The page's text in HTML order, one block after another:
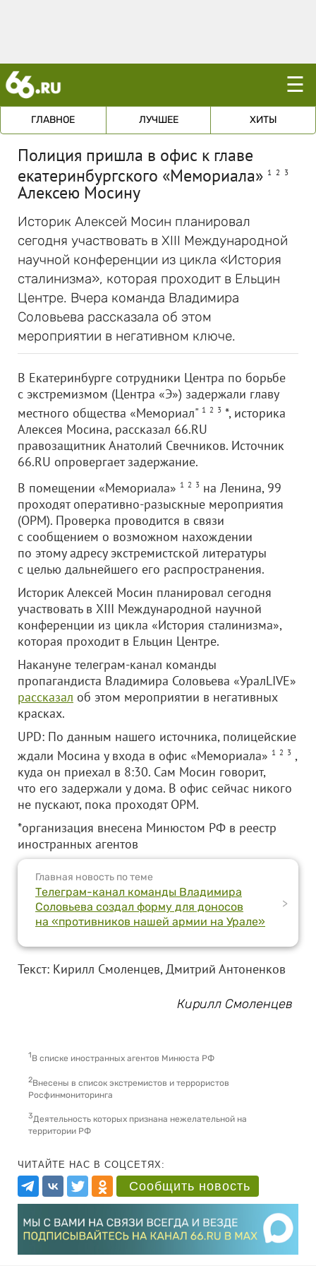
☰
ГЛАВНОЕ ЛУЧШЕЕ ХИТЫ
Полиция пришла в офис к главе
екатеринбургского «Мемориала» 1 2 3
Алексею Мосину
Историк Алексей Мосин планировал
сегодня участвовать в XIII Международной
научной конференции из цикла «История
сталинизма», которая проходит в Ельцин
Центре. Вчера команда Владимира
Соловьева рассказала об этом
мероприятии в негативном ключе.
В Екатеринбурге сотрудники Центра по борьбе
с экстремизмом (Центра «Э») задержали главу
местного общества «Мемориал" 1 2 3 *, историка
Алексея Мосина, рассказал 66.RU
правозащитник Анатолий Свечников. Источник
66.RU опровергает задержание.
В помещении «Мемориала» 1 2 3 на Ленина, 99
проходят оперативно-разыскные мероприятия
(ОРМ). Проверка проводится в связи
с сообщением о возможном нахождении
по этому адресу экстремистской литературы
с целью дальнейшего его распространения.
Историк Алексей Мосин планировал сегодня
участвовать в XIII Международной научной
конференции из цикла «История сталинизма»,
которая проходит в Ельцин Центре.
Накануне телеграм-канал команды
пропагандиста Владимира Соловьева «УралLIVE»
рассказал об этом мероприятии в негативных
красках.
UPD: По данным нашего источника, полицейские
ждали Мосина у входа в офис «Мемориала» 1 2 3 ,
куда он приехал в 8:30. Сам Мосин говорит,
что его задержали у дома. В офис сейчас никого
не пускают, пока проходят ОРМ.
*организация внесена Минюстом РФ в реестр
иностранных агентов
Главная новость по теме
Телеграм-канал команды Владимира
Соловьева создал форму для доносов
на «противников нашей армии на Урале»
>
Текст: Кирилл Смоленцев, Дмитрий Антоненков
Кирилл Смоленцев
1В списке иностранных агентов Минюста РФ
2Внесены в список экстремистов и террористов
Росфинмониторинга
3Деятельность которых признана нежелательной на
территории РФ
ЧИТАЙТЕ НАС В СОЦСЕТЯХ:
Сообщить новость